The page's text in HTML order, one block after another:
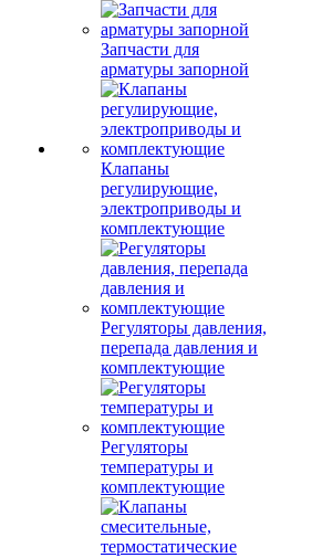
Запчасти для
арматуры запорной
Клапаны
регулирующие,
электроприводы и
комплектующие
Регуляторы давления,
перепада давления и
комплектующие
Регуляторы
температуры и
комплектующие